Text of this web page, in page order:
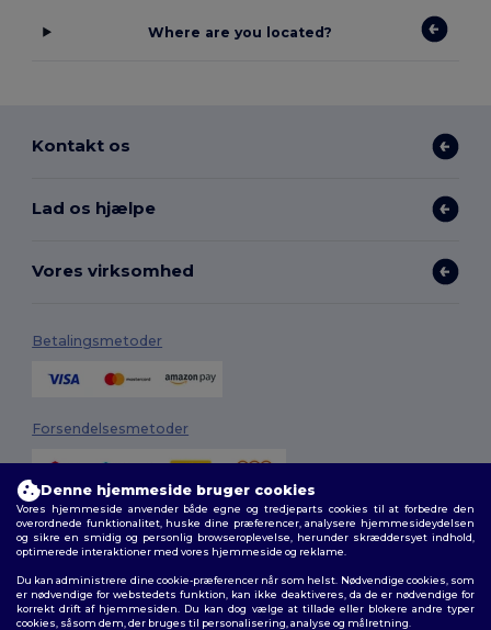
Where are you located?
Kontakt os
Lad os hjælpe
Vores virksomhed
Betalingsmetoder
Forsendelsesmetoder
Følg os
Denne hjemmeside bruger cookies
Vores hjemmeside anvender både egne og tredjeparts cookies til at forbedre den
overordnede funktionalitet, huske dine præferencer, analysere hjemmesideydelsen
og sikre en smidig og personlig browseroplevelse, herunder skræddersyet indhold,
optimerede interaktioner med vores hjemmeside og reklame.
Du kan administrere dine cookie-præferencer når som helst. Nødvendige cookies, som
er nødvendige for webstedets funktion, kan ikke deaktiveres, da de er nødvendige for
korrekt drift af hjemmesiden. Du kan dog vælge at tillade eller blokere andre typer
cookies, såsom dem, der bruges til personalisering, analyse og målretning.